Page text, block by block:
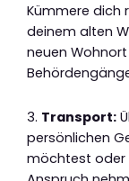
Kümmere dich
deinem alten
neuen
3. Transport:
persönlichen
möchtest oder